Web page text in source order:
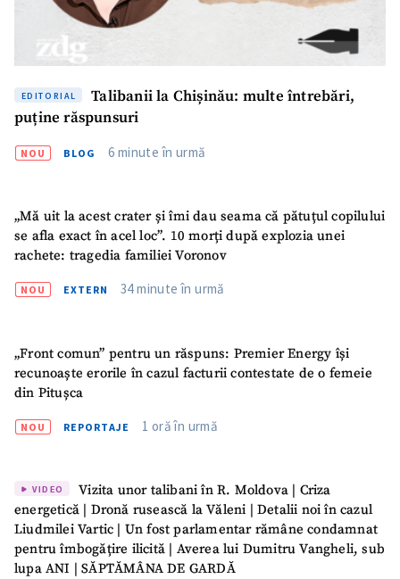
EDITORIAL
Talibanii la Chișinău: multe întrebări,
puține răspunsuri
NOU BLOG 6 minute în urmă
„Mă uit la acest crater și îmi dau seama că pătuțul copilului
se afla exact în acel loc”. 10 morți după explozia unei
rachete: tragedia familiei Voronov
NOU EXTERN 34 minute în urmă
„Front comun” pentru un răspuns: Premier Energy își
recunoaște erorile în cazul facturii contestate de o femeie
din Pitușca
NOU REPORTAJE 1 oră în urmă
VIDEO
Vizita unor talibani în R. Moldova | Criza
energetică | Dronă rusească la Văleni | Detalii noi în cazul
Liudmilei Vartic | Un fost parlamentar rămâne condamnat
pentru îmbogățire ilicită | Averea lui Dumitru Vangheli, sub
lupa ANI | SĂPTĂMÂNA DE GARDĂ
ȘTIREA MEA
Titlu știre+ Adaugă titlu
CONTACT SURSĂ
Sursă anonimă